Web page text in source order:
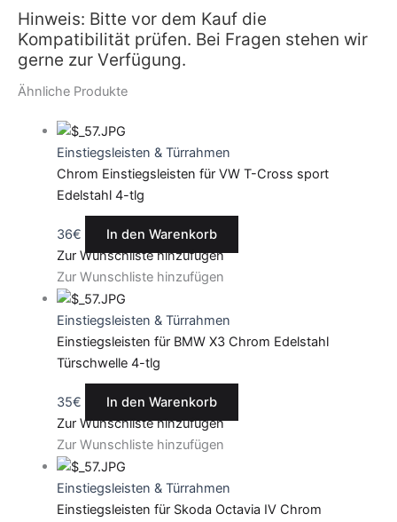
Hinweis: Bitte vor dem Kauf die
Kompatibilität prüfen. Bei Fragen stehen wir
gerne zur Verfügung.
Ähnliche Produkte
Einstiegsleisten & Türrahmen
Chrom Einstiegsleisten für VW T-Cross sport
Edelstahl 4-tlg
36€
In den Warenkorb
Zur Wunschliste hinzufügen
Zur Wunschliste hinzufügen
Einstiegsleisten & Türrahmen
Einstiegsleisten für BMW X3 Chrom Edelstahl
Türschwelle 4-tlg
35€
In den Warenkorb
Zur Wunschliste hinzufügen
Zur Wunschliste hinzufügen
Einstiegsleisten & Türrahmen
Einstiegsleisten für Skoda Octavia IV Chrom